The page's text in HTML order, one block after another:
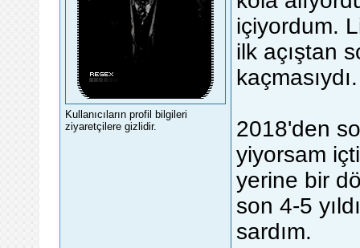
Kullanıcıların profil bilgileri
ziyaretçilere gizlidir.
içiyordum.
ilk açıştan
kaçmasıydı.
2018'den
yiyorsam
yerine bir
son 4-5
sardım.